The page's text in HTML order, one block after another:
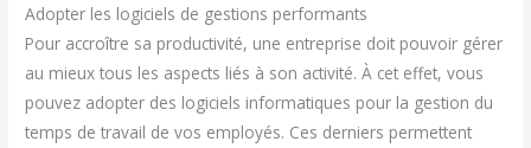
Adopter les logiciels de gestions performants
Pour accroître sa productivité, une entreprise doit pouvoir gérer
au mieux tous les aspects liés à son activité. À cet effet, vous
pouvez adopter des logiciels informatiques pour la gestion du
temps de travail de vos employés. Ces derniers permettent